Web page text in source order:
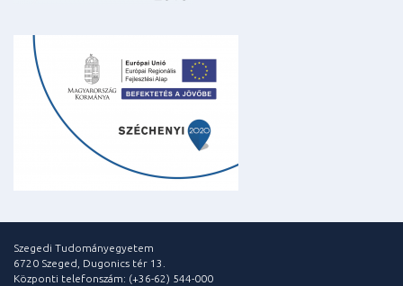
Szegedi Tudományegyetem
6720 Szeged, Dugonics tér 13.
Központi telefonszám: (+36-62) 544-000